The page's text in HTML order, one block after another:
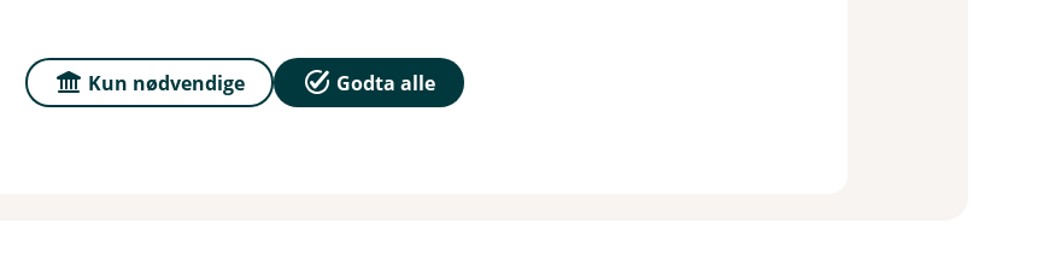
Kontakt meg om uføreforsikring
Kun nødvendige Godta alle